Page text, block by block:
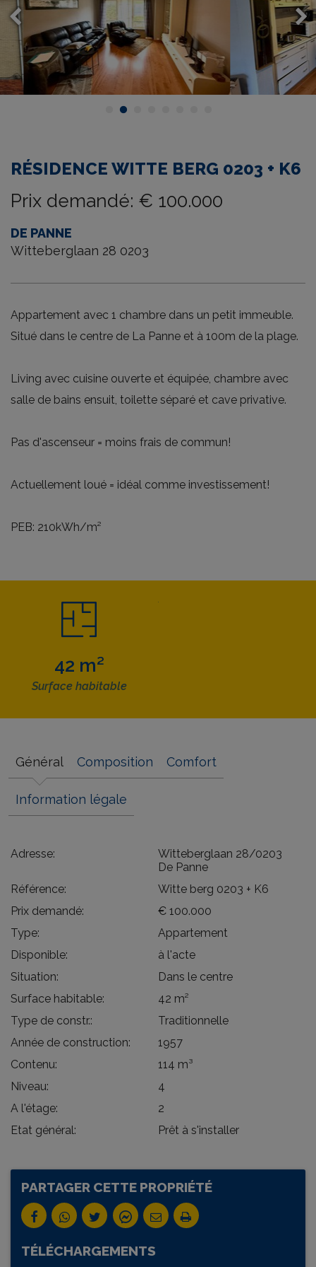
RÉSIDENCE WITTE BERG 0203 + K6
Prix demandé: € 100.000
DE PANNE
Witteberglaan 28 0203
Appartement avec 1 chambre dans un petit immeuble.
Situé dans le centre de La Panne et à 100m de la plage.
Living avec cuisine ouverte et équipée, chambre avec
salle de bains ensuit, toilette séparé et cave privative.
Pas d'ascenseur = moins frais de commun!
Actuellement loué = idéal comme investissement!
PEB: 210kWh/m²
42 m²
Surface habitable
Général Composition Comfort
Information légale
Adresse:
Witteberglaan 28/0203
De Panne
Référence:
Witte berg 0203 + K6
Prix demandé:
€ 100.000
Type:
Appartement
Disponible:
à l'acte
Situation:
Dans le centre
Surface habitable:
42 m²
Type de constr.:
Traditionnelle
Année de construction:
1957
Contenu:
114 m³
Niveau:
4
A l'étage:
2
Etat général:
Prêt à s'installer
PARTAGER CETTE PROPRIÉTÉ
TÉLÉCHARGEMENTS